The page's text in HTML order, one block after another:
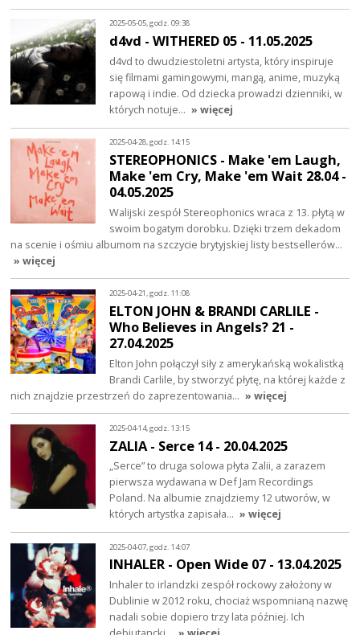
2025-05-05, godz. 09:38
d4vd - WITHERED 05 - 11.05.2025
d4vd to dwudziestoletni artysta, który inspiruje
się filmami gamingowymi, mangą, anime, muzyką
rapową i indie. Od dziecka prowadzi dzienniki, w
których notuje… » więcej
2025-04-28, godz. 14:15
STEREOPHONICS - Make 'em Laugh,
Make 'em Cry, Make 'em Wait 28.04 -
04.05.2025
Walijski zespół Stereophonics wraca z 13. płytą w
swoim bogatym dorobku. Dzięki trzem dekadom
na scenie i ośmiu albumom na szczycie brytyjskiej listy bestsellerów…
» więcej
2025-04-21, godz. 11:08
ELTON JOHN & BRANDI CARLILE -
Who Believes in Angels? 21 -
27.04.2025
Elton John połączył siły z amerykańską wokalistką
Brandi Carlile, by stworzyć płytę, na której każde z
nich znajdzie przestrzeń do zaprezentowania… » więcej
2025-04-14, godz. 13:15
ZALIA - Serce 14 - 20.04.2025
„Serce” to druga solowa płyta Zalii, a zarazem
pierwsza wydawana w Def Jam Recordings
Poland. Na albumie znajdziemy 12 utworów, w
których artystka zapisała… » więcej
2025-04-07, godz. 14:07
INHALER - Open Wide 07 - 13.04.2025
Inhaler to irlandzki zespół rockowy założony w
Dublinie w 2012 roku, chociaż wspomnianą nazwę
nadali sobie dopiero trzy lata później. Ich